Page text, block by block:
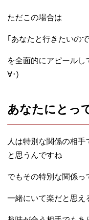
ただこの場合は
｢あなたと行きたいの
を全面的にアピールし
∀･)
あなたにとっ
人は特別な関係の相
と思うんですね
でもその特別な関係っ
一緒にいて楽だと思え